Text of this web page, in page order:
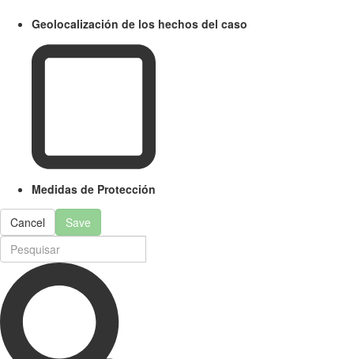
Geolocalización de los hechos del caso
Medidas de Protección
Cancel Save